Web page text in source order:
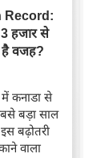
Record:
3 हजार से
है वजह?
कनाडा से
बड़ा साल
बढ़ोतरी
वाला